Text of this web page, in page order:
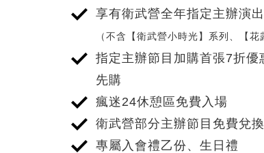
籤
享有衛武營全年指定主辦演
（不含【衛武營小時光】系列、【
指定主辦節目加購首張7折
先購
瘋迷24休憩區免費入場
衛武營部分主辦節目免費兌
專屬入會禮乙份、生日禮